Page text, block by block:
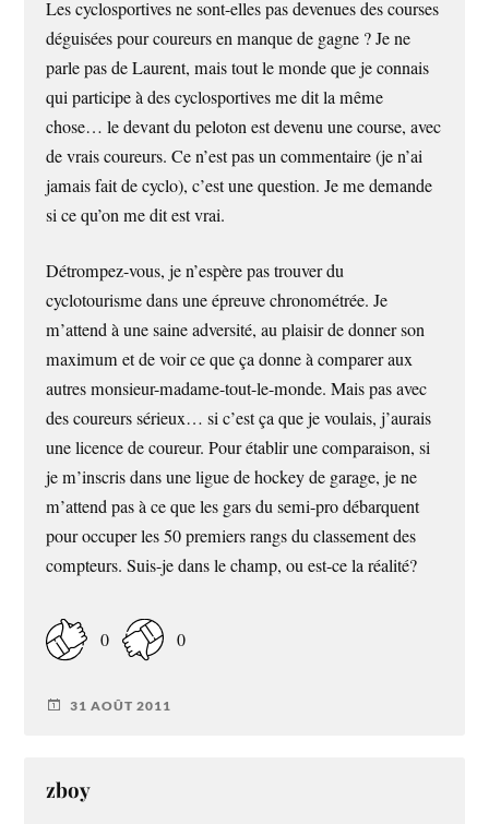
Les cyclosportives ne sont-elles pas devenues des courses
déguisées pour coureurs en manque de gagne ? Je ne
parle pas de Laurent, mais tout le monde que je connais
qui participe à des cyclosportives me dit la même
chose… le devant du peloton est devenu une course, avec
de vrais coureurs. Ce n’est pas un commentaire (je n’ai
jamais fait de cyclo), c’est une question. Je me demande
si ce qu’on me dit est vrai.
Détrompez-vous, je n’espère pas trouver du
cyclotourisme dans une épreuve chronométrée. Je
m’attend à une saine adversité, au plaisir de donner son
maximum et de voir ce que ça donne à comparer aux
autres monsieur-madame-tout-le-monde. Mais pas avec
des coureurs sérieux… si c’est ça que je voulais, j’aurais
une licence de coureur. Pour établir une comparaison, si
je m’inscris dans une ligue de hockey de garage, je ne
m’attend pas à ce que les gars du semi-pro débarquent
pour occuper les 50 premiers rangs du classement des
compteurs. Suis-je dans le champ, ou est-ce la réalité?
0 0
31 AOÛT 2011
zboy